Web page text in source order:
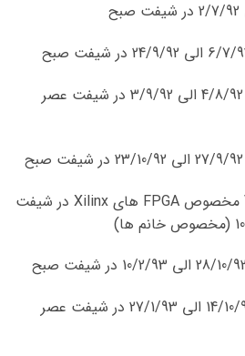
دوره Altium Designer از 4/8/92 الی 3/9/92 در شیفت عصر
دوره برنامه نویسی VHDL مخصوص FPGA های Xilinx در شیفت
دوره میکروکنترلر PIC از 14/10/92 الی 27/1/93 در شیفت عصر